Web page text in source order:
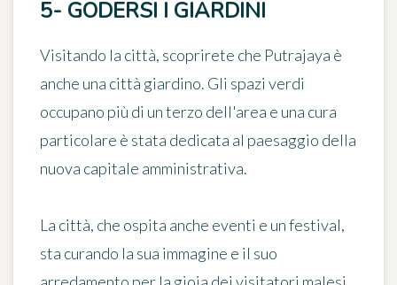
5- GODERSI I GIARDINI
Visitando la città, scoprirete che Putrajaya è
anche una città giardino. Gli spazi verdi
occupano più di un terzo dell'area e una cura
particolare è stata dedicata al paesaggio della
nuova capitale amministrativa.
La città, che ospita anche eventi e un festival,
sta curando la sua immagine e il suo